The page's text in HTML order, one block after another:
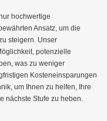
hochwertige
Ansatz, um die
steigern. Unser
potenzielle
was zu weniger
Kosteneinsparungen
um Ihnen zu helfen, Ihre
nächste Stufe zu heben.